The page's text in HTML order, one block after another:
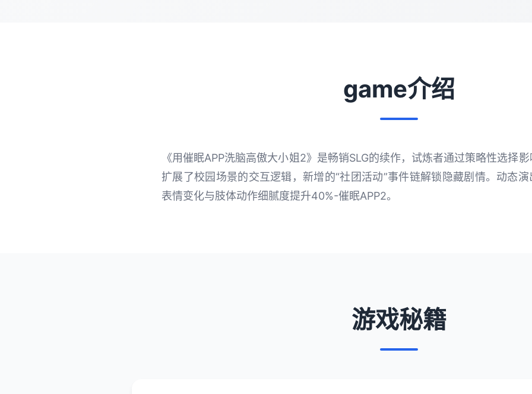
game介绍
《用催眠APP洗脑高傲大小姐2》是畅销SLG的续作，试炼者通过策略性选择
扩展了校园场景的交互逻辑，新增的“社团活动”事件链解锁隐藏剧情。动态
表情变化与肢体动作细腻度提升40%-催眠APP2。
游戏秘籍